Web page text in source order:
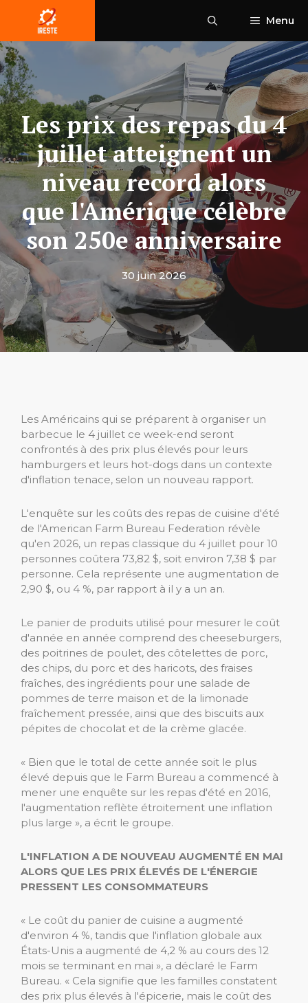
contenu
Menu
Les prix des repas du 4
juillet atteignent un
niveau record alors
que l'Amérique célèbre
son 250e anniversaire
30 juin 2026
Les Américains qui se préparent à organiser un
barbecue le 4 juillet ce week-end seront
confrontés à des prix plus élevés pour leurs
hamburgers et leurs hot-dogs dans un contexte
d'inflation tenace, selon un nouveau rapport.
L'enquête sur les coûts des repas de cuisine d'été
de l'American Farm Bureau Federation révèle
qu'en 2026, un repas classique du 4 juillet pour 10
personnes coûtera 73,82 $, soit environ 7,38 $ par
personne. Cela représente une augmentation de
2,90 $, ou 4 %, par rapport à il y a un an.
Le panier de produits utilisé pour mesurer le coût
d'année en année comprend des cheeseburgers,
des poitrines de poulet, des côtelettes de porc,
des chips, du porc et des haricots, des fraises
fraîches, des ingrédients pour une salade de
pommes de terre maison et de la limonade
fraîchement pressée, ainsi que des biscuits aux
pépites de chocolat et de la crème glacée.
« Bien que le total de cette année soit le plus
élevé depuis que le Farm Bureau a commencé à
mener une enquête sur les repas d'été en 2016,
l'augmentation reflète étroitement une inflation
plus large », a écrit le groupe.
L'INFLATION A DE NOUVEAU AUGMENTÉ EN MAI
ALORS QUE LES PRIX ÉLEVÉS DE L'ÉNERGIE
PRESSENT LES CONSOMMATEURS
« Le coût du panier de cuisine a augmenté
d'environ 4 %, tandis que l'inflation globale aux
États-Unis a augmenté de 4,2 % au cours des 12
mois se terminant en mai », a déclaré le Farm
Bureau. « Cela signifie que les familles constatent
des prix plus élevés à l'épicerie, mais le coût des